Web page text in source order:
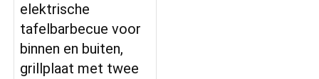
elektrische
tafelbarbecue voor
binnen en buiten,
grillplaat met twee